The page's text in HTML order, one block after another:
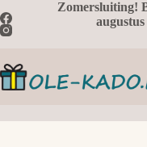
naar
de
Zomersluiting!